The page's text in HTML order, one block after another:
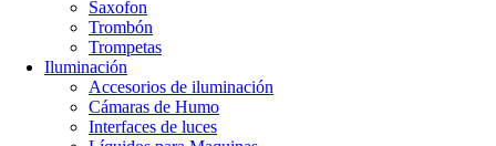
Saxofon
Trombón
Trompetas
Iluminación
Accesorios de iluminación
Cámaras de Humo
Interfaces de luces